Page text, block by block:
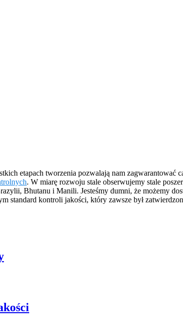
etapach tworzenia pozwalają nam zagwarantować
. W miarę rozwoju stale obserwujemy stale
Bhutanu i Manili. Jesteśmy dumni, że możemy
standard kontroli jakości, który zawsze był